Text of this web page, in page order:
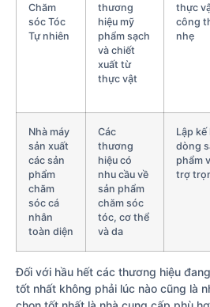
Chăm
sóc Tóc
Tự nhiên
thương
hiệu mỹ
phẩm sạch
và chiết
xuất từ
thực vật
thực
công
nhẹ
Nhà máy
sản xuất
các sản
phẩm
chăm
sóc cá
nhân
toàn diện
Các
thương
hiệu có
nhu cầu về
sản phẩm
chăm sóc
tóc, cơ thể
và da
Lập kế
dòng
phẩm
trợ
Đối với hầu hết các thương hiệu
tốt nhất không phải lúc nào cũng là